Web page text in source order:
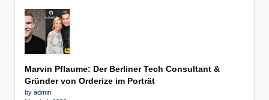
Marvin Pflaume: Der Berliner Tech Consultant &
Gründer von Orderize im Porträt
by admin